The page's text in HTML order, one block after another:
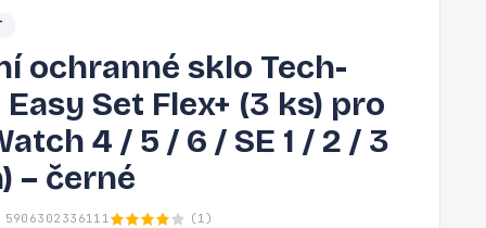
ochranné sklo Tech-
Set Flex+ (3 ks) pro
4 / 5 / 6 / SE 1 / 2 / 3
– černé
(1)